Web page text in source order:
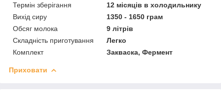
Термін зберігання
12 місяців в холодильнику
Вихід сиру
1350 - 1650 грам
Обсяг молока
9 літрів
Складність приготування
Легко
Комплект
Закваска, Фермент
Приховати